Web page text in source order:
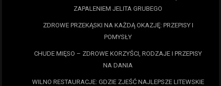
ZAPALENIEM JELITA GRUBEGO
ZDROWE PRZEKĄSKI NA KAŻDĄ OKAZJĘ: PRZEPISY I
POMYSŁY
CHUDE MIĘSO – ZDROWE KORZYŚCI, RODZAJE I PRZEPISY
NA DANIA
WILNO RESTAURACJE: GDZIE ZJEŚĆ NAJLEPSZE LITEWSKIE